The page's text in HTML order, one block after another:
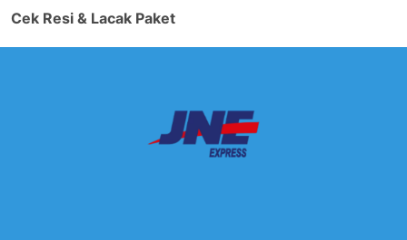
Cek Resi & Lacak Paket